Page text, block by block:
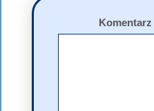
Komentarz